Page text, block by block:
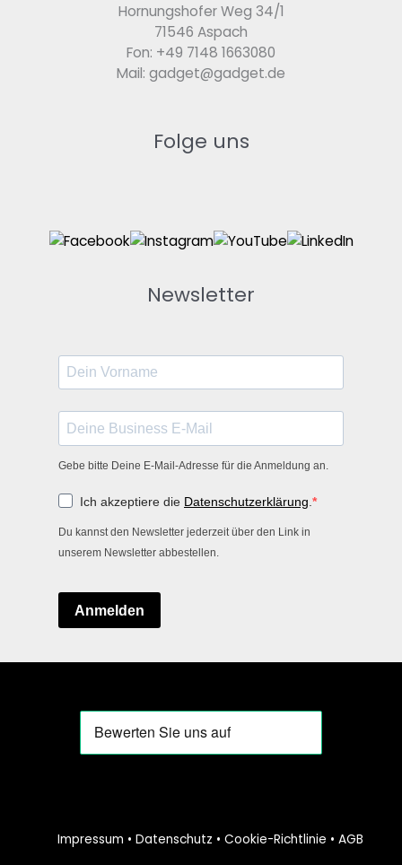
Hornungshofer Weg 34/1
71546 Aspach
Fon: +49 7148 1663080
Mail: gadget@gadget.de
Folge uns
Newsletter
Gebe bitte Deine E-Mail-Adresse für die Anmeldung an.
Ich akzeptiere die Datenschutzerklärung.
Du kannst den Newsletter jederzeit über den Link in
unserem Newsletter abbestellen.
Anmelden
Impressum • Datenschutz • Cookie-Richtlinie • AGB